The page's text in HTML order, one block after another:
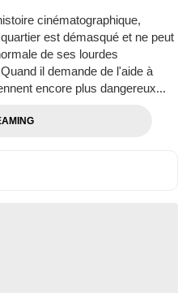
cinématographique,
est démasqué et ne peut
de ses lourdes
il demande de l'aide à
encore plus dangereux...